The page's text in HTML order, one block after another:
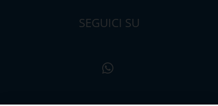
SEGUICI SU